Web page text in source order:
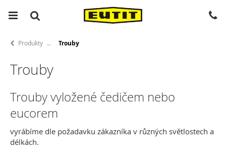
Produkty Trouby
Trouby
Trouby vyložené čedičem nebo
eucorem
vyrábíme dle požadavku zákazníka v různých světlostech a
délkách.